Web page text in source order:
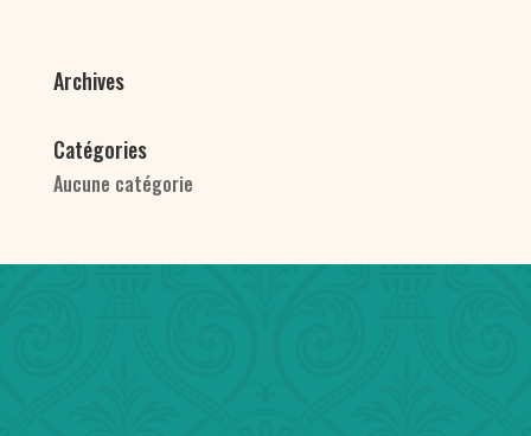
Archives
Catégories
Aucune catégorie